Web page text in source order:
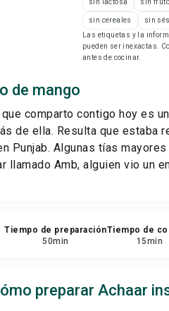
sin lactosa sin
sin cereales
sin
Las etiquetas y la
pueden ser inexactas.
antes de cocinar.
de mango
comparto contigo hoy es
de ella. Resulta que estaba
Punjab. Algunas tías
llamado Amb, alguien vio un
Tiempo de preparación
50min
Tiempo de
15min
preparar Achaar